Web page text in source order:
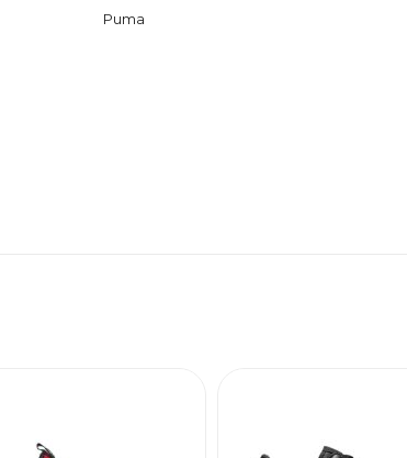
Puma